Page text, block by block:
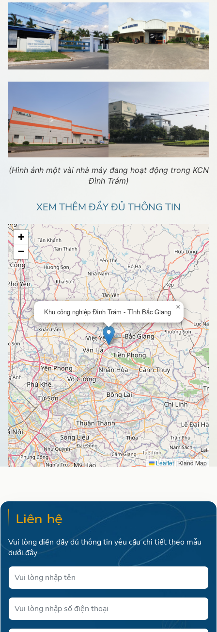
(Hình ảnh một vài nhà máy đang hoạt động trong KCN
Đình Trám)
XEM THÊM ĐẦY ĐỦ THÔNG TIN
Khu công nghiệp Đình Trám - Tỉnh Bắc Giang
×
+
−
Leaflet |Kland Map
Liên hệ
Vui lòng điền đầy đủ thông tin yêu cầu chi tiết theo mẫu
dưới đây